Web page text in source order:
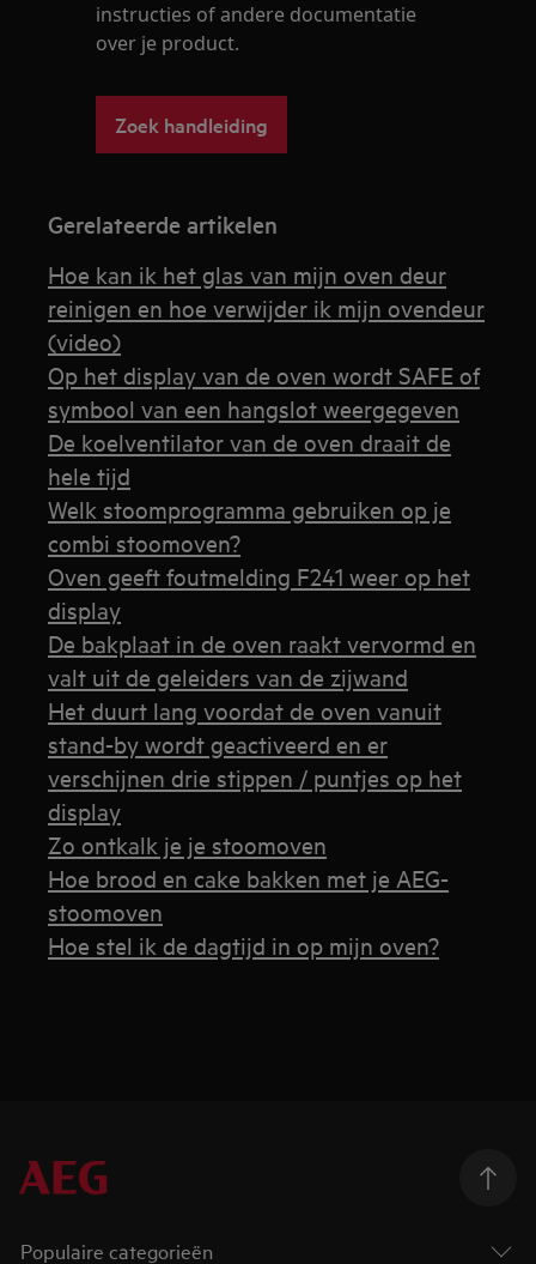
instructies of andere documentatie
over je product.
Zoek handleiding
Gerelateerde artikelen
Hoe kan ik het glas van mijn oven deur
reinigen en hoe verwijder ik mijn ovendeur
(video)
Op het display van de oven wordt SAFE of
symbool van een hangslot weergegeven
De koelventilator van de oven draait de
hele tijd
Welk stoomprogramma gebruiken op je
combi stoomoven?
Oven geeft foutmelding F241 weer op het
display
De bakplaat in de oven raakt vervormd en
valt uit de geleiders van de zijwand
Het duurt lang voordat de oven vanuit
stand-by wordt geactiveerd en er
verschijnen drie stippen / puntjes op het
display
Zo ontkalk je je stoomoven
Hoe brood en cake bakken met je AEG-
stoomoven
Hoe stel ik de dagtijd in op mijn oven?
Populaire categorieën